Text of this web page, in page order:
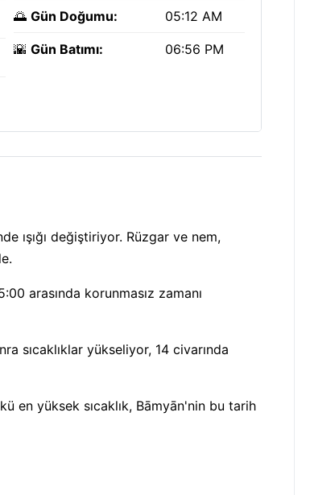
🌅 Gün Doğumu: 05:12 AM
🌇 Gün Batımı: 06:56 PM
ışığı değiştiriyor. Rüzgar ve nem,
arasında korunmasız zamanı
sıcaklıklar yükseliyor, 14 civarında
en yüksek sıcaklık, Bāmyān'nin bu tarih